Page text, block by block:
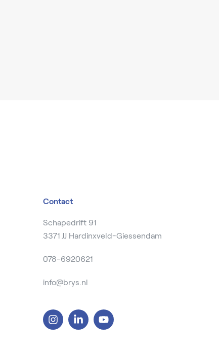
Contact
Schapedrift 91
3371 JJ Hardinxveld-Giessendam
078-6920621
info@brys.nl